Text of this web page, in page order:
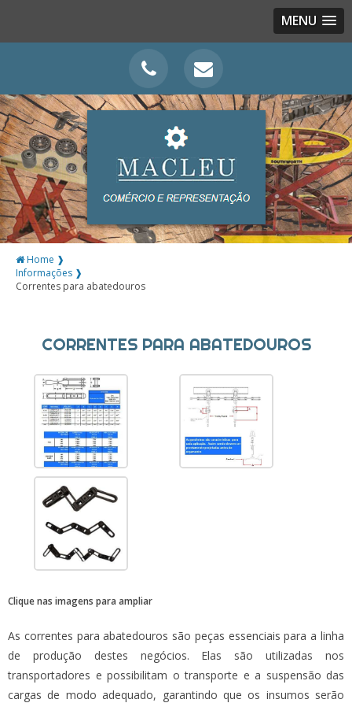
MENU
Home ❱
Informações ❱
Correntes para abatedouros
CORRENTES PARA ABATEDOUROS
Clique nas imagens para ampliar
As correntes para abatedouros são peças essenciais para a linha
de produção destes negócios. Elas são utilizadas nos
transportadores e possibilitam o transporte e a suspensão das
cargas de modo adequado, garantindo que os insumos serão